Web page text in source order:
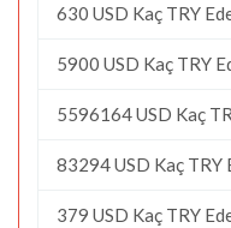
630 USD Kaç TRY
5900 USD Kaç TRY
5596164 USD Kaç
83294 USD Kaç TRY
379 USD Kaç TRY